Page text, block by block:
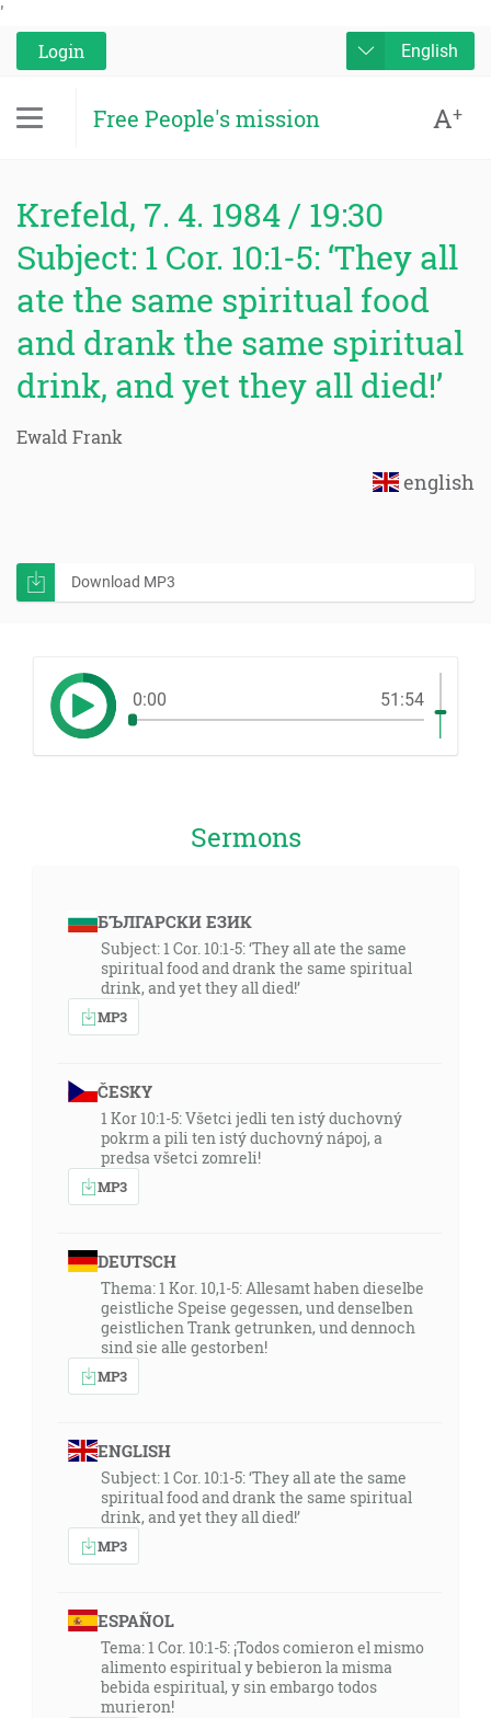
'
Login
English
Free People's mission A+
Krefeld, 7. 4. 1984 / 19:30
Subject: 1 Cor. 10:1-5: ‘They all
ate the same spiritual food
and drank the same spiritual
drink, and yet they all died!’
Ewald Frank
english
Download MP3
0:00 51:54
Sermons
БЪЛГАРСКИ ЕЗИК
Subject: 1 Cor. 10:1-5: ‘They all ate the same
spiritual food and drank the same spiritual
drink, and yet they all died!’
MP3
ČESKY
1 Kor 10:1-5: Všetci jedli ten istý duchovný
pokrm a pili ten istý duchovný nápoj, a
predsa všetci zomreli!
MP3
DEUTSCH
Thema: 1 Kor. 10,1-5: Allesamt haben dieselbe
geistliche Speise gegessen, und denselben
geistlichen Trank getrunken, und dennoch
sind sie alle gestorben!
MP3
ENGLISH
Subject: 1 Cor. 10:1-5: ‘They all ate the same
spiritual food and drank the same spiritual
drink, and yet they all died!’
MP3
ESPAÑOL
Tema: 1 Cor. 10:1-5: ¡Todos comieron el mismo
alimento espiritual y bebieron la misma
bebida espiritual, y sin embargo todos
murieron!